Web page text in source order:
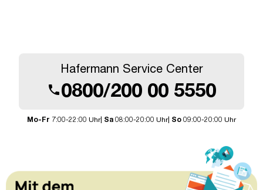
Hafermann Service Center
call0800/200 00 5550
Mo-Fr 7:00-22:00 Uhr| Sa 08:00-20:00 Uhr| So 09:00-20:00 Uhr